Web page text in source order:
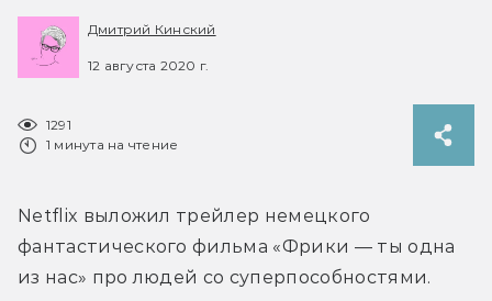
Дмитрий Кинский
12 августа 2020 г.
1291
1 минута на чтение
Netflix выложил трейлер немецкого
фантастического фильма «Фрики — ты одна
из нас» про людей со суперпособностями.